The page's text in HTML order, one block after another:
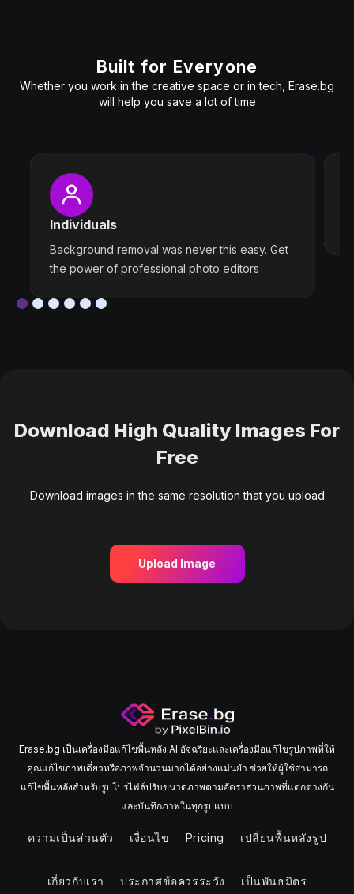
Built for Everyone
Whether you work in the creative space or in tech, Erase.bg
will help you save a lot of time
Individuals
Background removal was never this easy. Get
the power of professional photo editors
Download High Quality Images For
Free
Download images in the same resolution that you upload
Upload Image
Erase.bg เป็นเครื่องมือแก้ไขพื้นหลัง AI อัจฉริยะและเครื่องมือแก้ไขรูปภาพที่ให้
คุณแก้ไขภาพเดี่ยวหรือภาพจํานวนมากได้อย่างแม่นยํา ช่วยให้ผู้ใช้สามารถ
แก้ไขพื้นหลังสําหรับรูปโปรไฟล์ปรับขนาดภาพตามอัตราส่วนภาพที่แตกต่างกัน
และบันทึกภาพในทุกรูปแบบ
ความเป็นส่วนตัว เงื่อนไข Pricing เปลี่ยนพื้นหลังรูป
เกี่ยวกับเรา ประกาศข้อควรระวัง เป็นพันธมิตร